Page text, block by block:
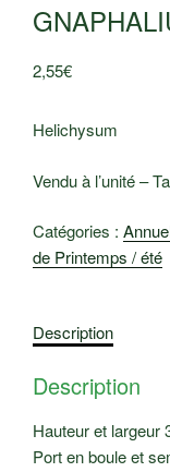
2,55€
Helichysum
Vendu à l’unité –
Catégories :
de Printemps / été
Description
Description
Hauteur et largeur
Port en boule et